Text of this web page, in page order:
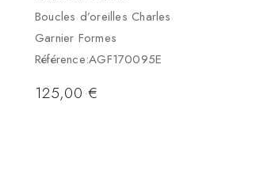
Boucles d’oreilles Charles
Garnier Formes
Référence:AGF170095E
125,00 €